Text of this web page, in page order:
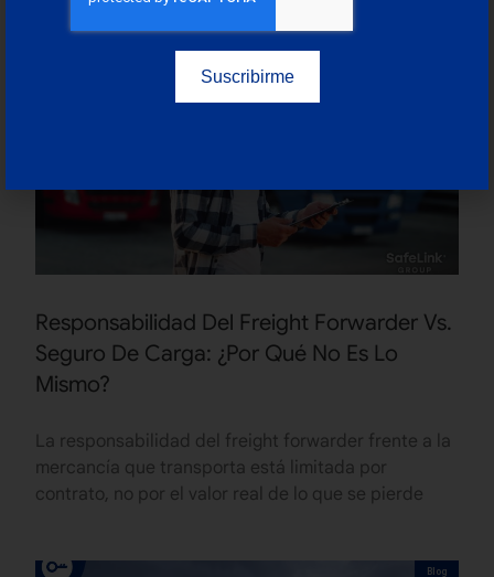
Responsabilidad Del Freight Forwarder Vs.
Seguro De Carga: ¿Por Qué No Es Lo
Mismo?
La responsabilidad del freight forwarder frente a la
mercancía que transporta está limitada por
contrato, no por el valor real de lo que se pierde
Blog
Suscribirme